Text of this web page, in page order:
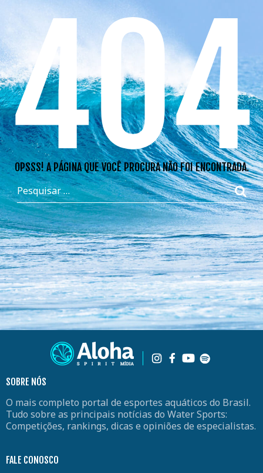
404
OPSSS! A PÁGINA QUE VOCÊ PROCURA NÃO FOI ENCONTRADA.
SOBRE NÓS
O mais completo portal de esportes aquáticos do Brasil.
Tudo sobre as principais notícias do Water Sports:
Competições, rankings, dicas e opiniões de especialistas.
FALE CONOSCO